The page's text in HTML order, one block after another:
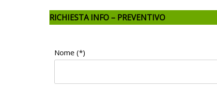
RICHIESTA INFO – PREVENTIVO
Nome (*)